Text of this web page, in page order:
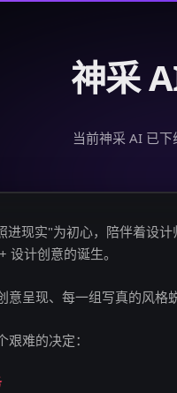
神采
当前神采 AI 已下
现实"为初心，陪伴着设
计创意的诞生。
呈现、每一组写真的风格
难的决定：